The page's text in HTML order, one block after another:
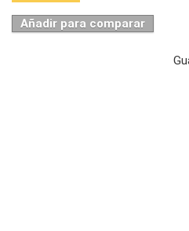
Añadir para comparar